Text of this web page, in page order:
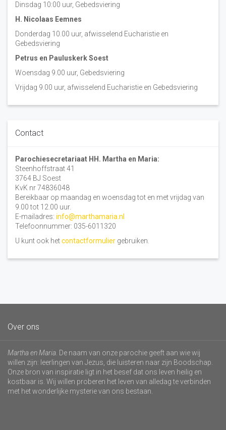
Dinsdag 10:00 uur, Gebedsviering
H. Nicolaas Eemnes
Donderdag 10.00 uur, afwisselend Eucharistie en
Gebedsviering
Petrus en Pauluskerk Soest
Woensdag 9.00 uur, Gebedsviering
Vrijdag 9.00 uur, afwisselend Eucharistie en Gebedsviering
Contact
Parochiesecretariaat HH. Martha en Maria:
Steenhoffstraat 41
3764 BJ Soest
KvK nr 74836048
Bereikbaar op maandag en woensdag tot en met vrijdag van
9.00 tot 12.00 uur.
E-mailadres: info@marthamaria.nl
Telefoonnummer: 035-6011320
U kunt ook hetcontactformulier gebruiken.
Over ons
Martha en Maria . De naam van onze parochie geeft aan wie wij
willen zijn: leerlingen van Jezus, die luisteren naar zijn Boodschap.
Onze bron van inspiratie ligt in het besef dat ons leven heilig en
kostbaar is. Wij willen proberen het leven van alledag te verbinden
met het wonderlijke mysterie van ons bestaan.